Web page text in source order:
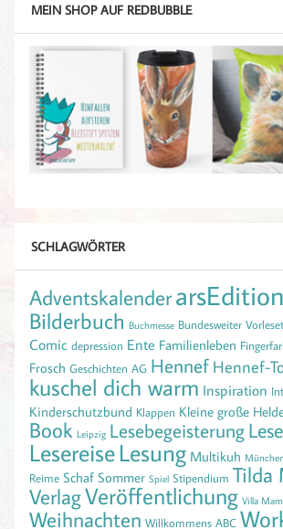
MEIN SHOP AUF REDBUBBLE
SCHLAGWÖRTER
AdventskalenderarsEdition
Bilderbuch Buchmesse Bundesweiter
Comic depression Ente Familienleben
Frosch Geschichten AG Hennef Hennef-
kuschel dich warm Inspiration
Kinderschutzbund Klappen Kleine große
Book Leipzig Lesebegeisterung
LesereiseLesung Multikuh München
Reime Schaf Sommer Spiel Stipendium Tilda
VerlagVeröffentlichung Villa
Weihnachten Willkommens ABC